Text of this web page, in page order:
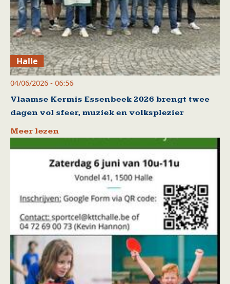
Halle
04/06/2026 - 06:56
Vlaamse Kermis Essenbeek 2026 brengt twee
dagen vol sfeer, muziek en volksplezier
Meer lezen